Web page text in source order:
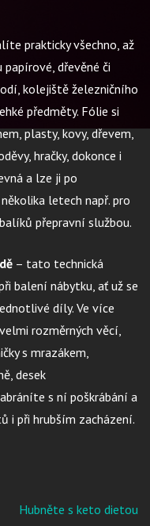
prakticky všechno, až
dřevěné či
kolejiště železničního
předměty. Fólie si
plasty, kovy, dřevem,
hračky, dokonce i
a lze ji po
letech např. pro
přepravní službou.
– tato technická
balení nábytku, ať už se
díly. Ve více
rozměrných věcí,
s mrazákem,
desek
s ní poškrábání a
i při hrubším zacházení.
Hubněte s keto dietou